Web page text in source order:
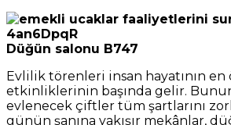
Düğün salonu B747
Evlilik törenleri insan hayatının en
etkinliklerinin başında gelir.
evlenecek çiftler tüm şartlarını
günün şanına yakışır mekânlar,